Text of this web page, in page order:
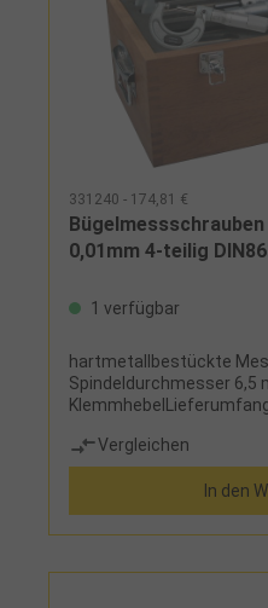
331240 - 174,81 €
0,01mm 4-teilig
1 verfügbar
hartmetallbestückte
Spindeldurchmesser 6,5
mm) und Holzetui
Vergleichen
In den